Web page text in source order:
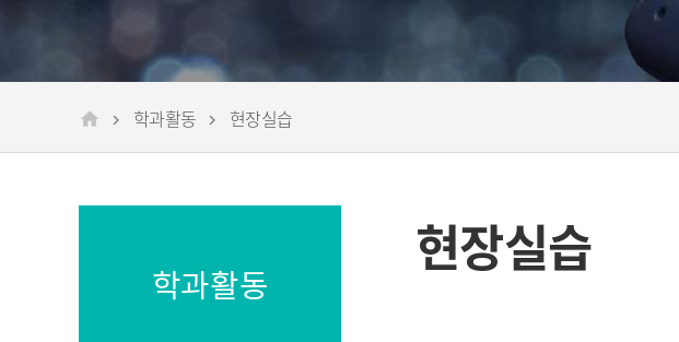
메인 학과활동 현장실습
학과활동
현장실습